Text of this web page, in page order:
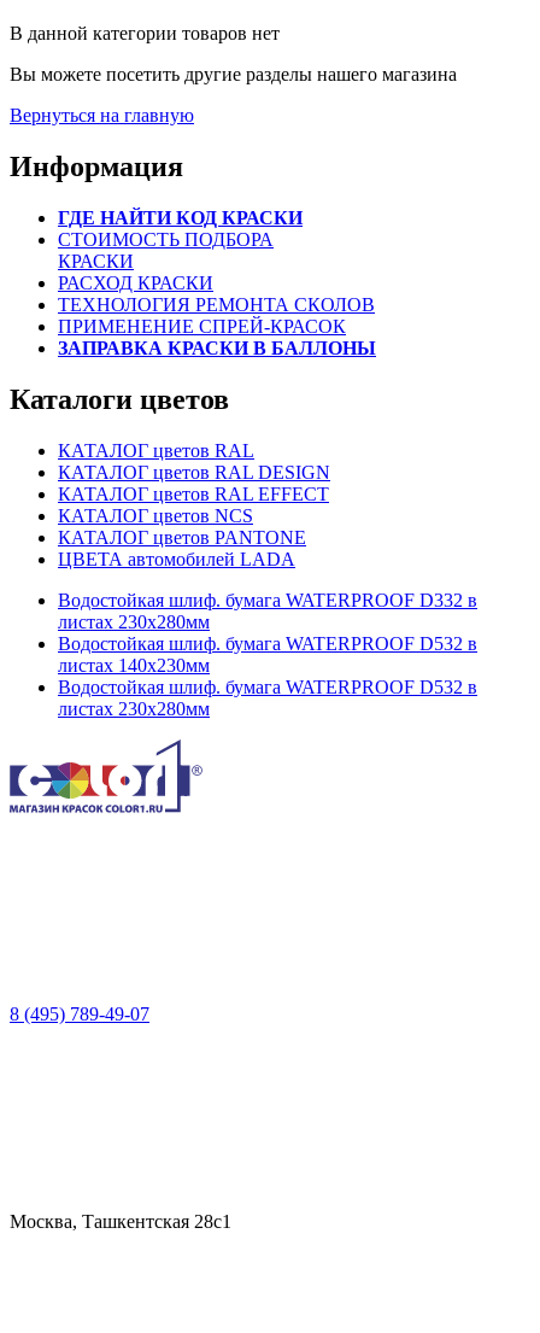
В данной категории товаров нет
Вы можете посетить другие разделы нашего магазина
Вернуться на главную
Информация
ГДЕ НАЙТИ КОД КРАСКИ
СТОИМОСТЬ ПОДБОРА
КРАСКИ
РАСХОД КРАСКИ
ТЕХНОЛОГИЯ РЕМОНТА СКОЛОВ
ПРИМЕНЕНИЕ СПРЕЙ-КРАСОК
ЗАПРАВКА КРАСКИ В БАЛЛОНЫ
Каталоги цветов
КАТАЛОГ цветов RAL
КАТАЛОГ цветов RAL DESIGN
КАТАЛОГ цветов RAL EFFECT
КАТАЛОГ цветов NCS
КАТАЛОГ цветов PANTONE
ЦВЕТА автомобилей LADA
Водостойкая шлиф. бумага WATERPROOF D332 в
листах 230х280мм
Водостойкая шлиф. бумага WATERPROOF D532 в
листах 140х230мм
Водостойкая шлиф. бумага WATERPROOF D532 в
листах 230х280мм
8 (495) 789-49-07
Москва, Ташкентская 28с1